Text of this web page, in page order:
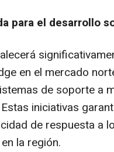
para el desarrollo
en el mercado
de soporte a
iniciativas
de respuesta a
la región.